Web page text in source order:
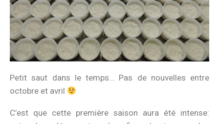
Petit saut dans le temps… Pas de nouvelles entre
octobre et avril
C’est que cette première saison aura été intense: